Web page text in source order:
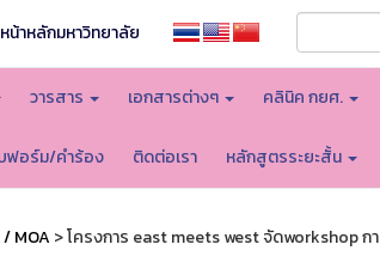
หน้าหลักมหาวิทยาลัย
วารสาร เอกสารต่างๆ คลินิค กยศ.
ฟอร์ม/คำร้อง ติดต่อเรา หลักสูตรระยะสั้น
MOA > โครงการ east meets west จัดworkshop ก